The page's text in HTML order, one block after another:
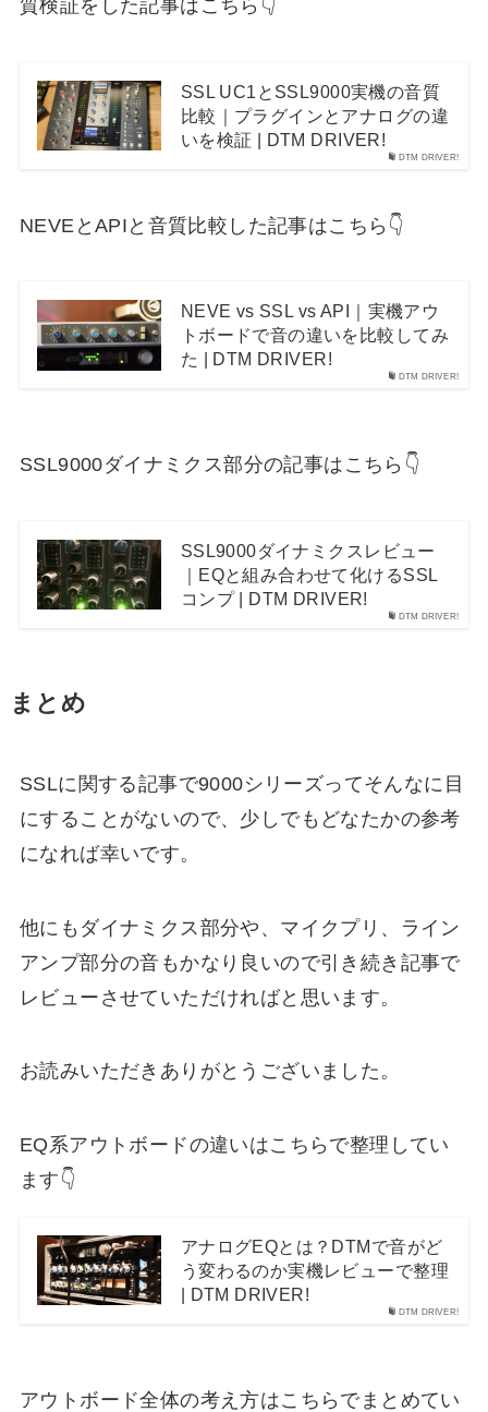
質検証をした記事はこちら👇
DTM DRIVER!
SSL UC1とSSL9000実機の音質
比較｜プラグインとアナログの違
いを検証 | DTM DRIVER!
NEVEとAPIと音質比較した記事はこちら👇
DTM DRIVER!
NEVE vs SSL vs API｜実機アウ
トボードで音の違いを比較してみ
た | DTM DRIVER!
SSL9000ダイナミクス部分の記事はこちら👇
DTM DRIVER!
SSL9000ダイナミクスレビュー
｜EQと組み合わせて化けるSSL
コンプ | DTM DRIVER!
まとめ
SSLに関する記事で9000シリーズってそんなに目
にすることがないので、少しでもどなたかの参考
になれば幸いです。
他にもダイナミクス部分や、マイクプリ、ライン
アンプ部分の音もかなり良いので引き続き記事で
レビューさせていただければと思います。
お読みいただきありがとうございました。
EQ系アウトボードの違いはこちらで整理してい
ます👇
DTM DRIVER!
アナログEQとは？DTMで音がど
う変わるのか実機レビューで整理
| DTM DRIVER!
アウトボード全体の考え方はこちらでまとめてい